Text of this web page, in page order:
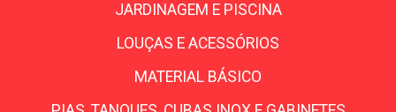
JARDINAGEM E PISCINA
LOUÇAS E ACESSÓRIOS
MATERIAL BÁSICO